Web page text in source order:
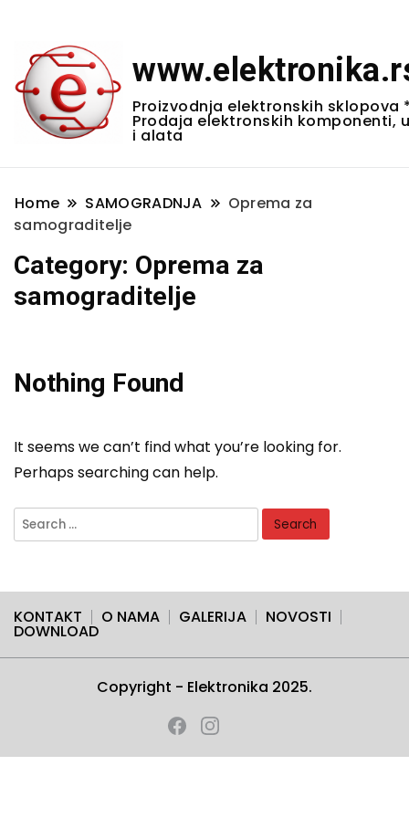
Proizvodnja elektronskih sklopova
Prodaja elektronskih komponenti,
i alata
Home SAMOGRADNJA
Oprema za
samograditelje
Category: Oprema za
samograditelje
Nothing Found
It seems we can’t find what you’re looking for.
Perhaps searching can help.
Search
for:
KONTAKT O NAMA GALERIJA NOVOSTI
DOWNLOAD
Copyright - Elektronika 2025.